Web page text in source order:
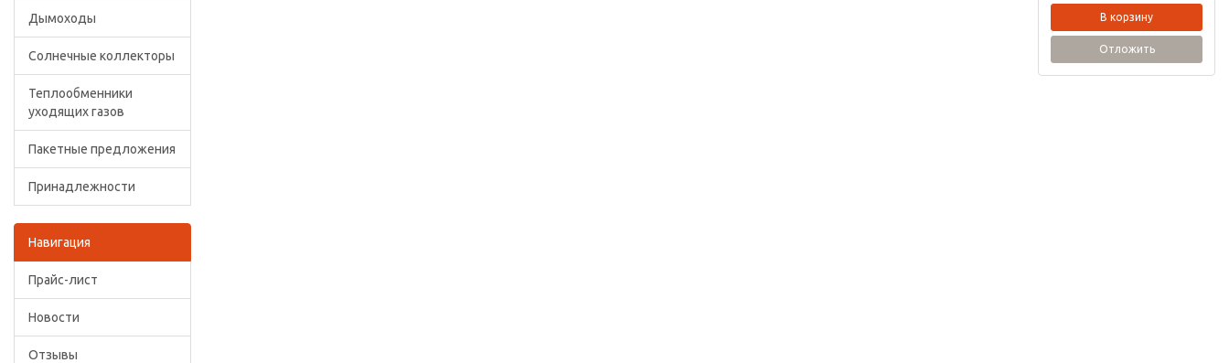
Дымоходы
Солнечные коллекторы
Теплообменники
уходящих газов
Пакетные предложения
Принадлежности
Навигация
Прайс-лист
Новости
Отзывы
В корзину
Отложить